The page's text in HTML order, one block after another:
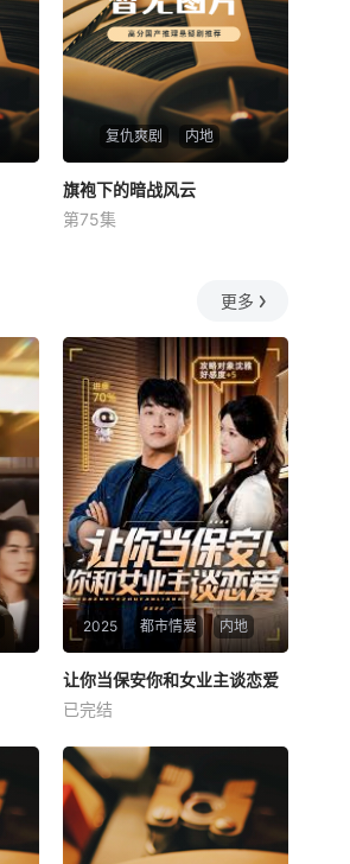
复仇爽剧 内地
旗袍下的暗战风云
未知
旗袍下的暗战风云
第75集
更多
2025 都市情爱 内地
未知
让你当保安你和女业主谈恋爱
已完结